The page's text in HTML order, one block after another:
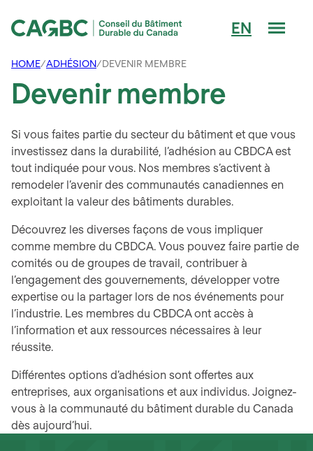
EN
HOME/ADHÉSION/DEVENIR MEMBRE
Devenir membre
Si vous faites partie du secteur du bâtiment et que vous
investissez dans la durabilité, l’adhésion au CBDCA est
tout indiquée pour vous. Nos membres s’activent à
remodeler l’avenir des communautés canadiennes en
exploitant la valeur des bâtiments durables.
Découvrez les diverses façons de vous impliquer
comme membre du CBDCA. Vous pouvez faire partie de
comités ou de groupes de travail, contribuer à
l’engagement des gouvernements, développer votre
expertise ou la partager lors de nos événements pour
l’industrie. Les membres du CBDCA ont accès à
l’information et aux ressources nécessaires à leur
réussite.
Différentes options d’adhésion sont offertes aux
entreprises, aux organisations et aux individus. Joignez-
vous à la communauté du bâtiment durable du Canada
dès aujourd’hui.